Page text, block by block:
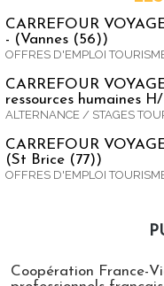
CARREFOUR
- (Vannes (56))
OFFRES D'EMPLOI
CARREFOUR
ressources humaines
ALTERNANCE / STAGES
CARREFOUR
(St Brice (77))
OFFRES D'EMPLOI
Coopération France-